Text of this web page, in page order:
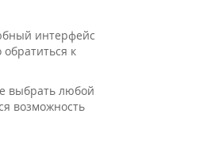
интерфейс
к
выбрать любой
возможность